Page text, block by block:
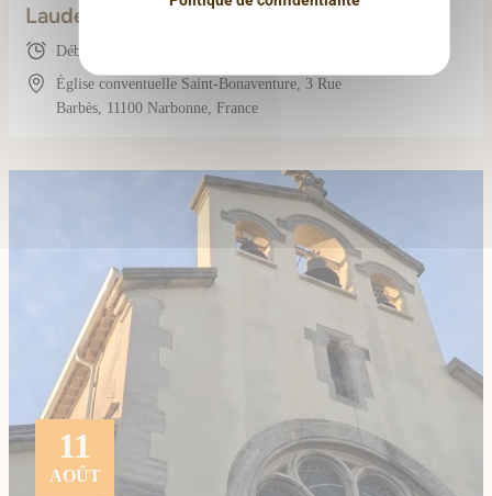
Laudes (avec les frères)
Début : 07:20
Église conventuelle Saint-Bonaventure, 3 Rue
Barbès, 11100 Narbonne, France
11
AOÛT